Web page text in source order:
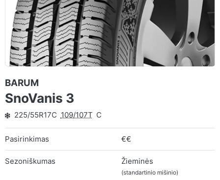
BARUM
SnoVanis 3
225/55R17C 109/107T C
Pasirinkimas €€
Sezoniškumas Žieminės
(standartinio mišinio)